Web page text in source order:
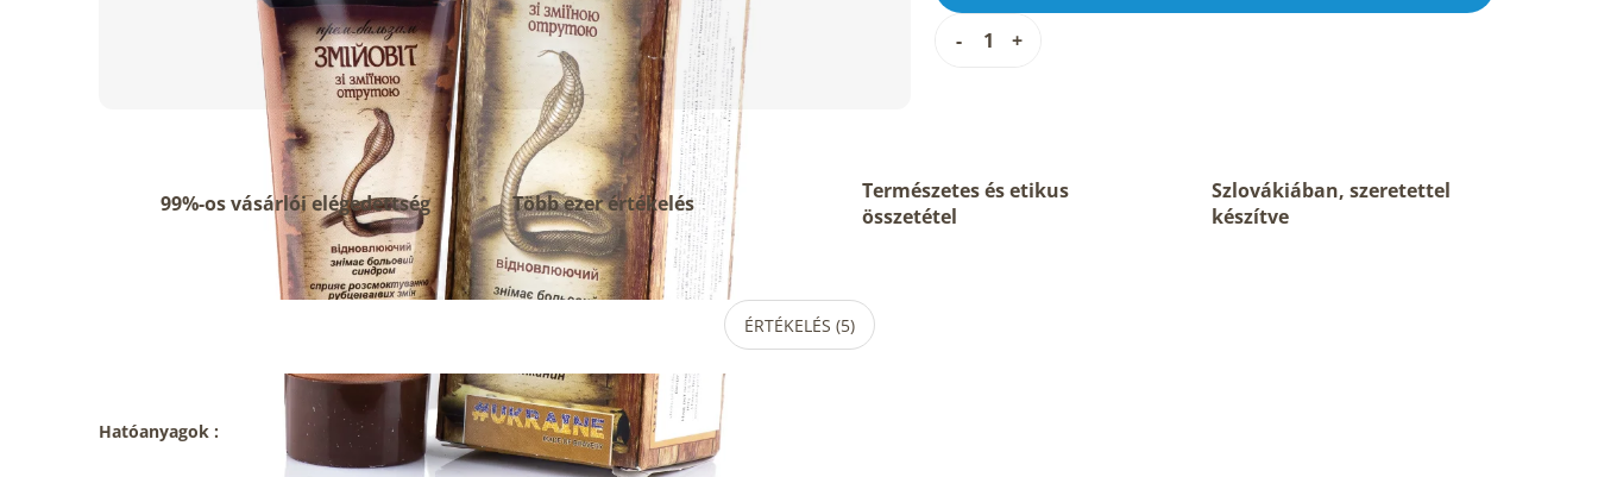
99%-os vásárlói elégedettség Több ezer értékelés
Természetes és etikus
összetétel
Szlovákiában, szeretettel
készítve
ÉRTÉKELÉS (5)
Hatóanyagok :